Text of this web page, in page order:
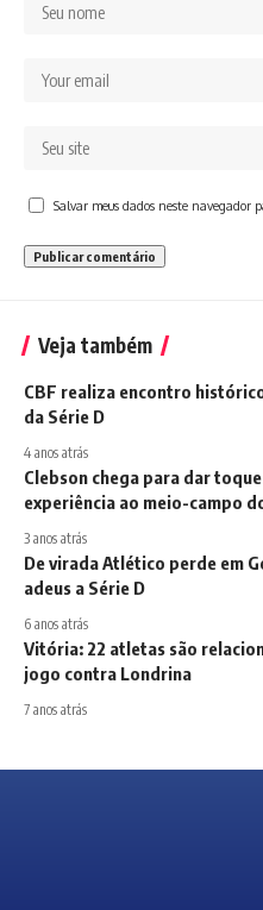
Salvar meus dados neste navegador
Veja também
CBF realiza encontro
da Série D
4 anos atrás
Clebson chega para dar
experiência ao meio-campo
3 anos atrás
De virada Atlético perde em
adeus a Série D
6 anos atrás
Vitória: 22 atletas são
jogo contra Londrina
7 anos atrás